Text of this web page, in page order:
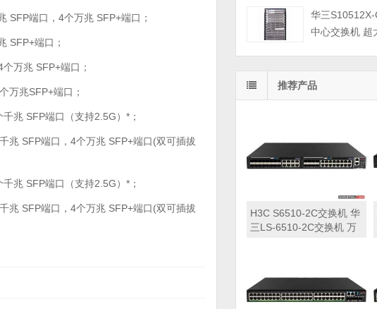
SFP端口，4个万兆 SFP+端口；
SFP+端口；
万兆 SFP+端口；
万兆SFP+端口；
兆 SFP端口（支持2.5G）*；
兆 SFP端口，4个万兆 SFP+端口(双可插拔
兆 SFP端口（支持2.5G）*；
兆 SFP端口，4个万兆 SFP+端口(双可插拔
华三
中心交换机 超
推荐产品
H3C S6510-2C交换机 华
三LS-6510-2C交换机 万